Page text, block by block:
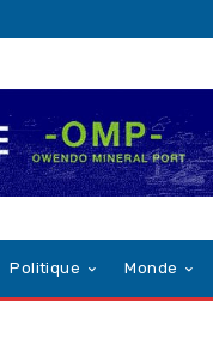
Politique Monde